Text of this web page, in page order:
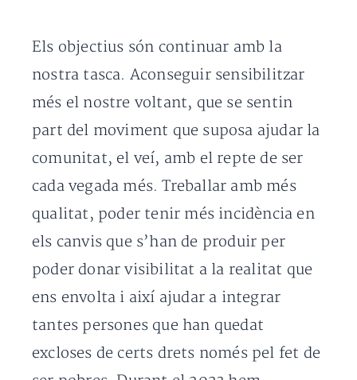
Els objectius són continuar amb la
nostra tasca. Aconseguir sensibilitzar
més el nostre voltant, que se sentin
part del moviment que suposa ajudar la
comunitat, el veí, amb el repte de ser
cada vegada més. Treballar amb més
qualitat, poder tenir més incidència en
els canvis que s’han de produir per
poder donar visibilitat a la realitat que
ens envolta i així ajudar a integrar
tantes persones que han quedat
excloses de certs drets només pel fet de